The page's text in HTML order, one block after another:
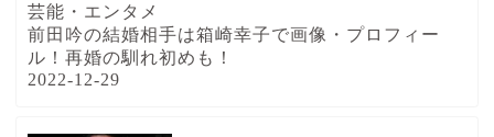
芸能・エンタメ
前田吟の結婚相手は箱崎幸子で画像・プロフィー
ル！再婚の馴れ初めも！
2022-12-29